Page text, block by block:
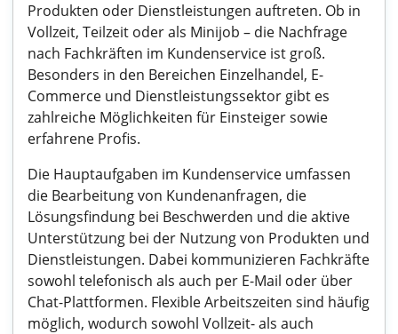
Produkten oder Dienstleistungen auftreten. Ob in
Vollzeit, Teilzeit oder als Minijob – die Nachfrage
nach Fachkräften im Kundenservice ist groß.
Besonders in den Bereichen Einzelhandel, E-
Commerce und Dienstleistungssektor gibt es
zahlreiche Möglichkeiten für Einsteiger sowie
erfahrene Profis.
Die Hauptaufgaben im Kundenservice umfassen
die Bearbeitung von Kundenanfragen, die
Lösungsfindung bei Beschwerden und die aktive
Unterstützung bei der Nutzung von Produkten und
Dienstleistungen. Dabei kommunizieren Fachkräfte
sowohl telefonisch als auch per E-Mail oder über
Chat-Plattformen. Flexible Arbeitszeiten sind häufig
möglich, wodurch sowohl Vollzeit- als auch